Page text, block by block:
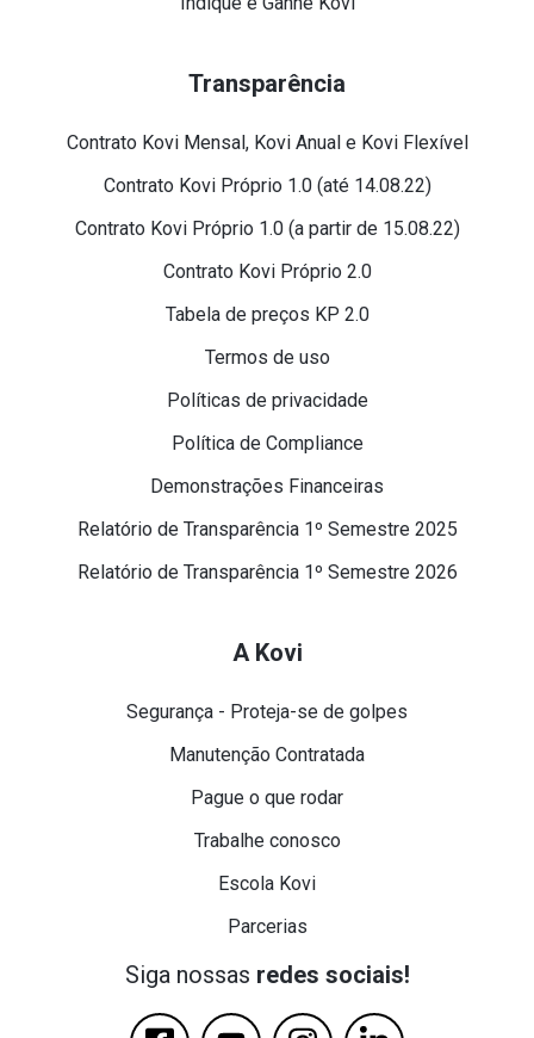
Transparência
Contrato Kovi Mensal, Kovi Anual e Kovi Flexível
Contrato Kovi Próprio 1.0 (até 14.08.22)
Contrato Kovi Próprio 1.0 (a partir de 15.08.22)
Contrato Kovi Próprio 2.0
Tabela de preços KP 2.0
Termos de uso
Políticas de privacidade
Política de Compliance
Demonstrações Financeiras
Relatório de Transparência 1º Semestre 2025
Relatório de Transparência 1º Semestre 2026
A Kovi
Segurança - Proteja-se de golpes
Manutenção Contratada
Pague o que rodar
Trabalhe conosco
Escola Kovi
Parcerias
Siga nossas redes sociais!